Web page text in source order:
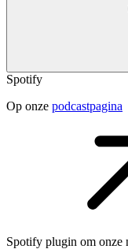
Spotify
Op onze podcastpagina
Spotify plugin om onze